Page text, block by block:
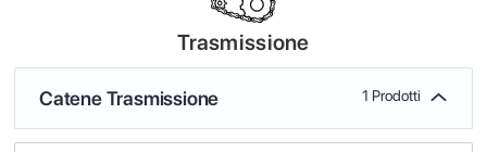
Trasmissione
Catene Trasmissione 1 Prodotti